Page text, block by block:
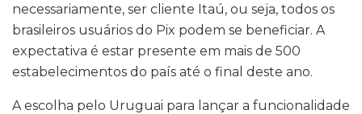
necessariamente, ser cliente Itaú, ou seja, todos os
brasileiros usuários do Pix podem se beneficiar. A
expectativa é estar presente em mais de 500
estabelecimentos do país até o final deste ano.
A escolha pelo Uruguai para lançar a funcionalidade